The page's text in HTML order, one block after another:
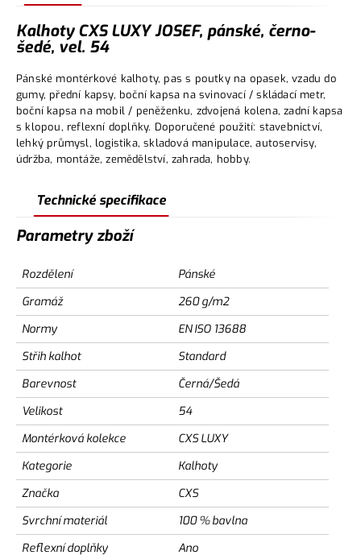
Kalhoty CXS LUXY JOSEF, pánské, černo-
šedé, vel. 54
Pánské montérkové kalhoty, pas s poutky na opasek, vzadu do
gumy, přední kapsy, boční kapsa na svinovací / skládací metr,
boční kapsa na mobil / peněženku, zdvojená kolena, zadní kapsa
s klopou, reflexní doplňky. Doporučené použití: stavebnictví,
lehký průmysl, logistika, skladová manipulace, autoservisy,
údržba, montáže, zemědělství, zahrada, hobby.
Technické specifikace
Parametry zboží
Rozdělení
Pánské
Gramáž
260 g/m2
Normy
EN ISO 13688
Střih kalhot
Standard
Barevnost
Černá/Šedá
Velikost
54
Montérková kolekce
CXS LUXY
Kategorie
Kalhoty
Značka
CXS
Svrchní materiál
100 % bavlna
Reflexní doplňky
Ano